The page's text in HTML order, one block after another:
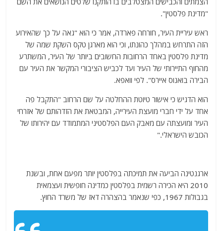
p
p
m
o
k
"מדינת פלסטין".
ראש עיריית העיר, חורחה פארדה, אמר כי הוא "גאה על כך שהאירוע
הזה התרחש במהלך כהונתו, וכי הוא מארגן טקס השקת שמה של
מדינת פלסטין באחד הרחובות החשובים ביותר של העיר, המשתרע
מהחוף התיירותי של העיר ועד לכביש הציבורי המקשר את העיר עם
הבירה בואנוס איירס". לפי וואפא.
הוא הדגיש כי אישור טיוטת ההחלטה על שם הרחוב "התקבל פה
אחד על ידי חברי מועצת העירייה, המבטאת את הזדהותם של אזרחי
העיר ומועצתה עם מאבק העם הפלסטיני המתמודד עם יהירותו של
הכובש הישראלי."
ארגנטינה הביעה את תמיכתה בפלסטין יותר מפעם אחת, ובשנת
2010 היא הכירה רשמית בפלסטין כמדינה חופשית ועצמאית
בגבולות 1967, כפי שנאמר בהצהרה דאז של משרד החוץ.